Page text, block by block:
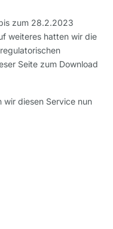
zum 28.2.2023
weiteres hatten wir die
Seite zum Download
diesen Service nun